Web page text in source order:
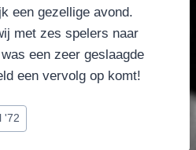
een gezellige avond.
met zes spelers naar
een zeer geslaagde
een vervolg op komt!
'72